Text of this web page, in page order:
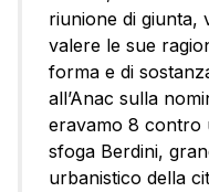
riunione di giunta,
valere le sue
forma e di
all’Anac sulla
eravamo 8 contro
sfoga Berdini,
urbanistico della